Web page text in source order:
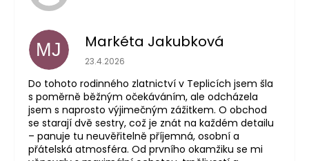
MJ Markéta Jakubková
Hodnocení obchodu je 5 z 5 hvězdiček.
23.4.2026
Do tohoto rodinného zlatnictví v Teplicích jsem šla
s poměrně běžným očekáváním, ale odcházela
jsem s naprosto výjimečným zážitkem. O obchod
se starají dvě sestry, což je znát na každém detailu
– panuje tu neuvěřitelně příjemná, osobní a
přátelská atmosféra. Od prvního okamžiku se mi